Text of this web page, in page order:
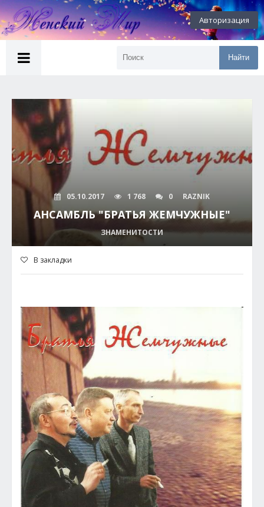
Авторизация
Найти
05.10.2017 1 768 0 RAZNIK
АНСАМБЛЬ "БРАТЬЯ ЖЕМЧУЖНЫЕ"
ЗНАМЕНИТОСТИ
В закладки